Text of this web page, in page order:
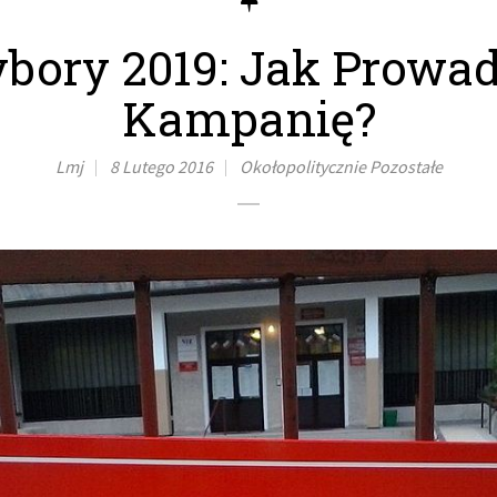
2019: Jak
Kampanię?
Lmj 8 Lutego 2016 Okołopolitycznie Pozostałe